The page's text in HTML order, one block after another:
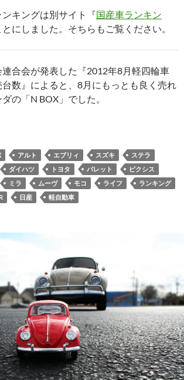
キングは別サイト『国産車ランキン
にしました。そちらもご覧ください。
合会が発表した『2012年8月軽四輪車
数』によると、8月にもっとも良く売れ
の「N BOX」でした。
アルト エブリィ スズキ
ステラ
ダイハツ トヨタ パレット
ピクシス
ミラ ムーヴ モコ ライフ
ランキング
日産 軽自動車